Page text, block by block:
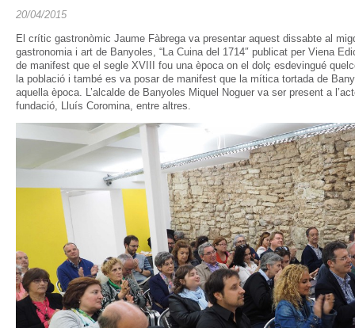
20/04/2015
El crític gastronòmic Jaume Fàbrega va presentar aquest dissabte al
gastronomia i art de Banyoles, “La Cuina del 1714″ publicat per Viena
de manifest que el segle XVIII fou una època on el dolç esdevingué
la població i també es va posar de manifest que la mítica tortada de
aquella època. L’alcalde de Banyoles Miquel Noguer va ser present a
fundació, Lluís Coromina, entre altres.